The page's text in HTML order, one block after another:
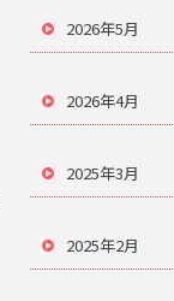
2026年5月
2026年4月
2025年3月
2025年2月